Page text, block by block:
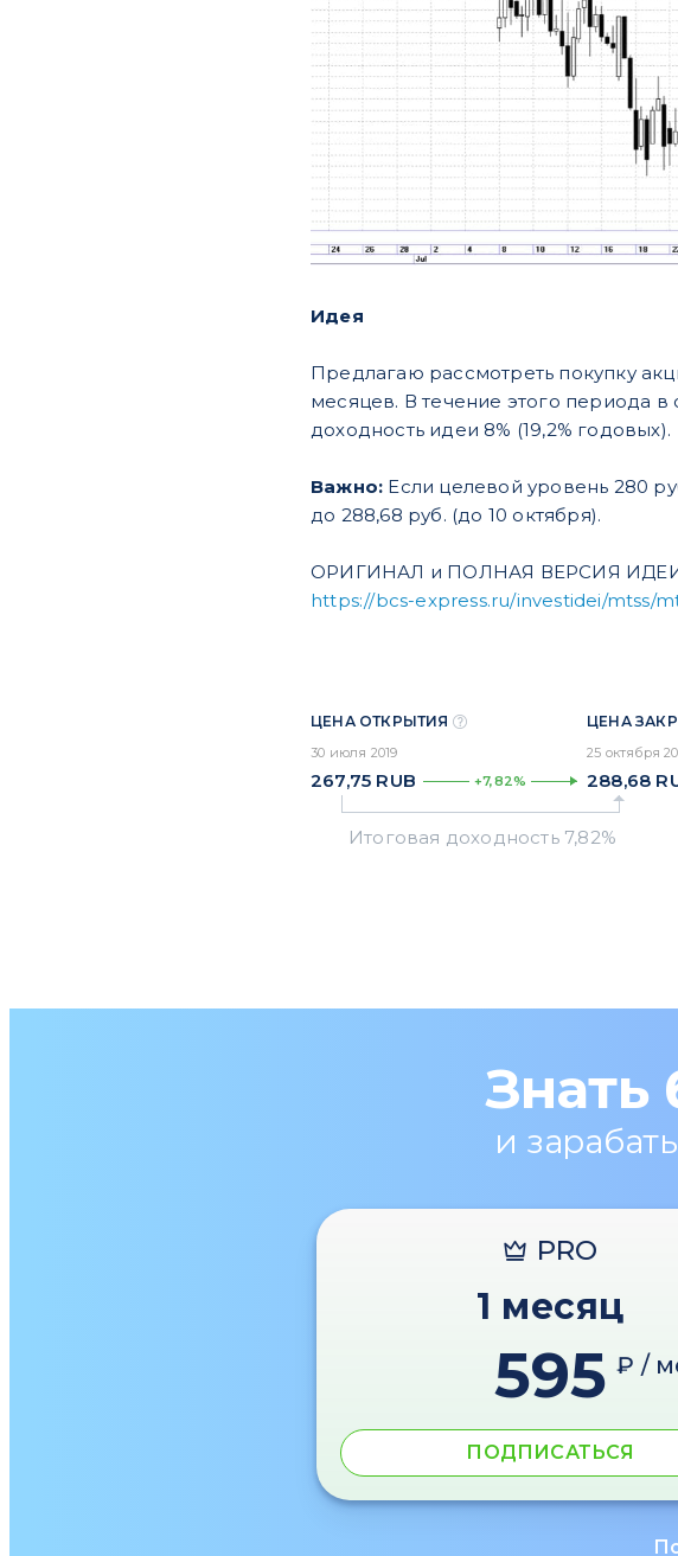
Идея
Предлагаю рассмотреть покупку
месяцев. В течение этого периода
доходность идеи 8% (19,2% годовых).
Важно: Если целевой уровень 280
до 288,68 руб. (до 10 октября).
ОРИГИНАЛ и ПОЛНАЯ ВЕРСИЯ
https://bcs-express.ru/investidei/mtss/
ЦЕНА ОТКРЫТИЯ
30 июля 2019
267,75 RUB +7,82%
ЦЕНА
25 октября
288,68
Знать
и
PRO
1 месяц
595 ₽ /
ПОДПИСАТЬСЯ